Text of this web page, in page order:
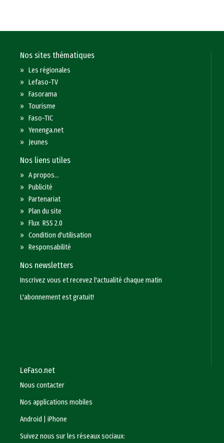
Nos sites thématiques
»Les régionales
»Lefaso-TV
»Fasorama
»Tourisme
»Faso-TIC
»Yenenga.net
» Jeunes
Nos liens utiles
»A propos...
»Publicité
»Partenariat
»Plan du site
»Flux RSS 2.0
»Condition d'utilisation
»Responsabilité
Nos newsletters
Inscrivez vous et recevez l'actualité chaque matin
L'abonnement est gratuit!
LeFaso.net
Nous contacter
Nos applications mobiles
Android |iPhone
Suivez nous sur les réseaux sociaux: